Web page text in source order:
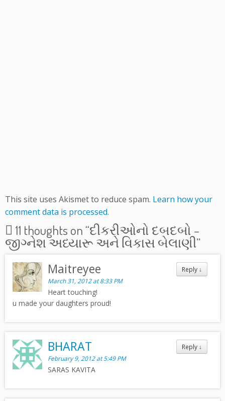
This site uses Akismet to reduce spam. Learn how your
comment data is processed.
11 thoughts on “દીકરીઓનો દબદબો –
જીગ્નેશ અધ્યારૂ અને વિકાસ બેલાણી”
Reply ↓
Maitreyee
March 31, 2012 at 8:33 PM
Heart touching!
u made your daughters proud!
Reply ↓
BHARAT
February 9, 2012 at 5:49 PM
SARAS KAVITA